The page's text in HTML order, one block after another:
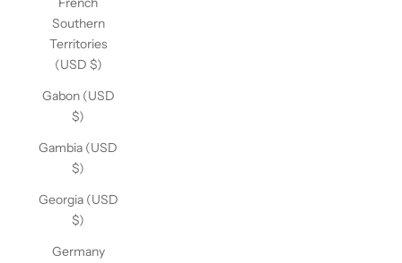
Southern
Territories
(USD $)
Gabon (USD
$)
Gambia (USD
$)
Georgia (USD
$)
Germany